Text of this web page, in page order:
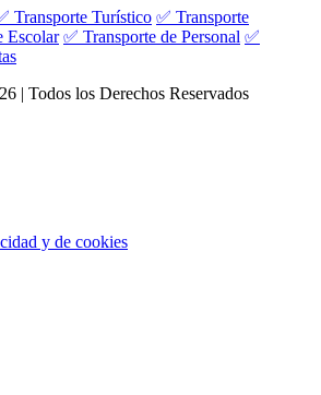
Transporte Turístico ✅ Transporte
Escolar ✅ Transporte de Personal ✅
| Todos los Derechos Reservados
y de cookies